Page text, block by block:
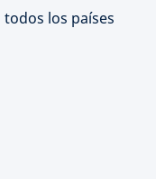
los países